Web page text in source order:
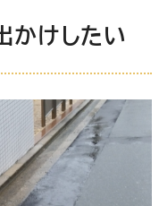
かけしたい